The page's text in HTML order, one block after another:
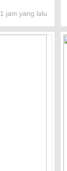
1 jam yang lalu